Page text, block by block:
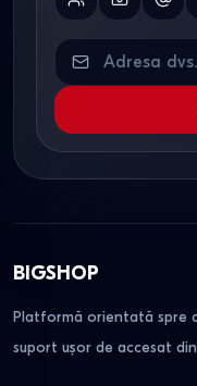
Ce cuptor
mai potrivit
Cel mai potrivit este
23–25 Lși putere
clasic și cel
Cuptoarele clasice
modelele inverter
BIGSHOP
Platformă orientată spre
suport ușor de accesat